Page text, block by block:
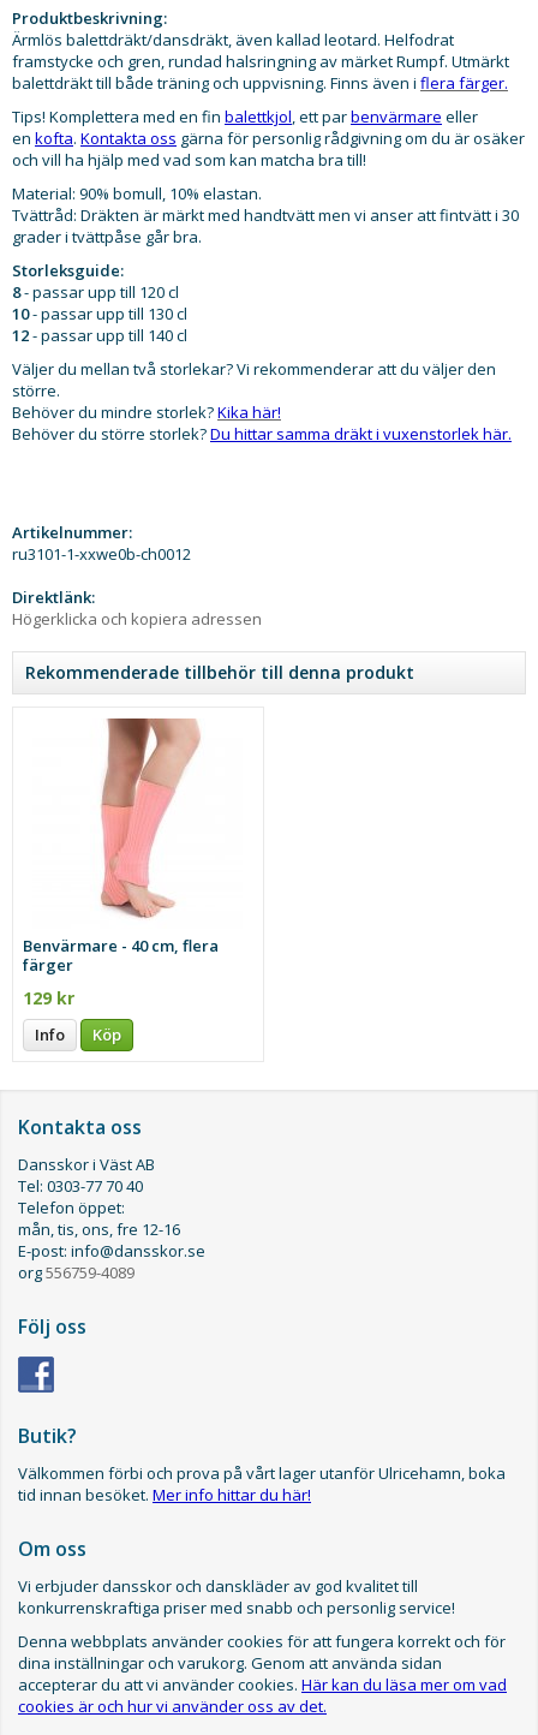
Produktbeskrivning:
Ärmlös balettdräkt/dansdräkt, även kallad leotard. Helfodrat
framstycke och gren, rundad halsringning av märket Rumpf. Utmärkt
balettdräkt till både träning och uppvisning. Finns även i flera färger.
Tips! Komplettera med en fin balettkjol , ett parbenvärmare eller
en kofta. Kontakta oss gärna för personlig rådgivning om du är osäker
och vill ha hjälp med vad som kan matcha bra till!
Material: 90% bomull, 10% elastan.
Tvättråd: Dräkten är märkt med handtvätt men vi anser att fintvätt i 30
grader i tvättpåse går bra.
Storleksguide:
8- passar upp till 120 cl
10- passar upp till 130 cl
12- passar upp till 140 cl
Väljer du mellan två storlekar? Vi rekommenderar att du väljer den
större.
Behöver du mindre storlek?Kika här!
Behöver du större storlek?Du hittar samma dräkt i vuxenstorlek här.
Artikelnummer:
ru3101-1-xxwe0b-ch0012
Direktlänk:
Högerklicka och kopiera adressen
Rekommenderade tillbehör till denna produkt
Benvärmare - 40 cm, flera
färger
129 kr
Info Köp
Kontakta oss
Dansskor i Väst AB
Tel: 0303-77 70 40
Telefon öppet:
mån, tis, ons, fre 12-16
E-post: info@dansskor.se
org556759-4089
Följ oss
Butik?
Välkommen förbi och prova på vårt lager utanför Ulricehamn, boka
tid innan besöket. Mer info hittar du här!
Om oss
Vi erbjuder dansskor och danskläder av god kvalitet till
konkurrenskraftiga priser med snabb och personlig service!
Denna webbplats använder cookies för att fungera korrekt och för
dina inställningar och varukorg. Genom att använda sidan
accepterar du att vi använder cookies. Här kan du läsa mer om vad
cookies är och hur vi använder oss av det.